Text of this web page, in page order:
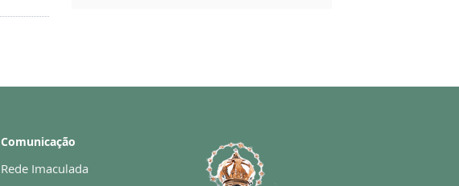
Comunicação
Rede Imaculada